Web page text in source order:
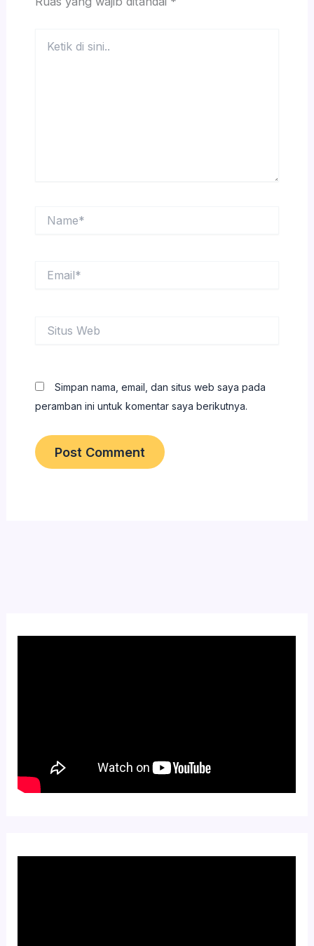
Web
Simpan nama, email, dan situs web saya pada
peramban ini untuk komentar saya berikutnya.